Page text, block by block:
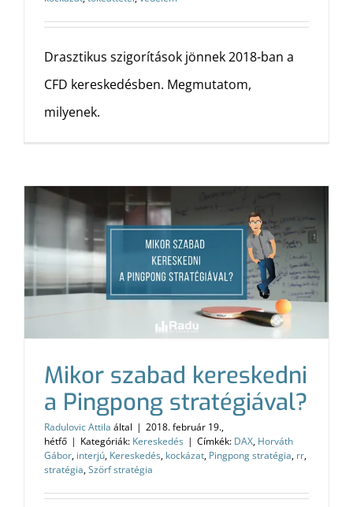
Drasztikus szigorítások jönnek 2018-ban a
CFD kereskedésben. Megmutatom,
milyenek.
Mikor szabad kereskedni
a Pingpong stratégiával?
Radulovic Attila által | 2018. február 19.,
hétfő | Kategóriák: Kereskedés | Címkék: DAX, Horváth
Gábor, interjú, Kereskedés, kockázat, Pingpong stratégia, rr,
stratégia,Szörf stratégia